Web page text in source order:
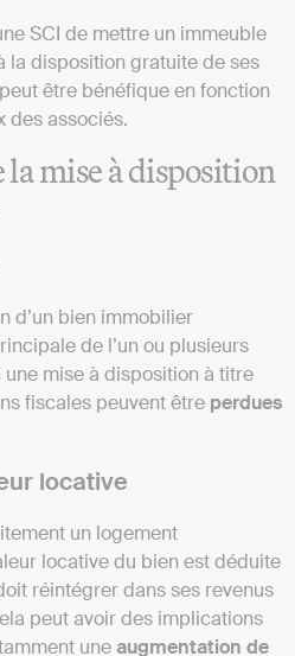
SCI de mettre un immeuble
la disposition gratuite de ses
peut être bénéfique en fonction
des associés​​.
mise à disposition
d’un bien immobilier
de l’un ou plusieurs
mise à disposition à titre
fiscales peuvent être perdues
locative
un logement
locative du bien est déduite
réintégrer dans ses revenus
peut avoir des implications
uneaugmentation de